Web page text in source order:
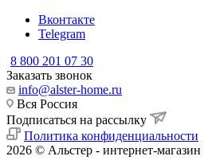
Вконтакте
Telegram
8 800 201 07 30
Заказать звонок
info@alster-home.ru
Вся Россия
Подписаться на рассылку
Политика конфиденциальности
2026 © Альстер - интернет-магазин